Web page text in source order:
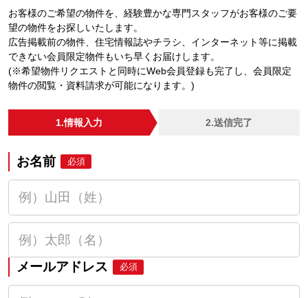
お客様のご希望の物件を、経験豊かな専門スタッフがお客様のご要
望の物件をお探しいたします。
広告掲載前の物件、住宅情報誌やチラシ、インターネット等に掲載
できない会員限定物件もいち早くお届けします。
(※希望物件リクエストと同時にWeb会員登録も完了し、会員限定
物件の閲覧・資料請求が可能になります。)
1.情報入力 2.送信完了
お名前 必須
メールアドレス 必須